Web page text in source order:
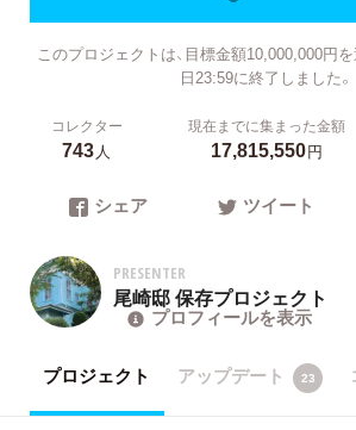
このプロジェクトは、目標金額10,000,000円
日23:59に終了しました。
コレクター
743人
現在までに集まった金額
17,815,550円
シェア ツイート
PRESENTER
尾崎邸 保存プロジェクト
プロフィールを表示
プロジェクト アップデート 23